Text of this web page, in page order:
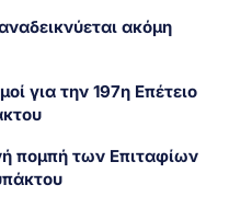
ακόμη
για την 197η Επέτειο
πομπή των Επιταφίων